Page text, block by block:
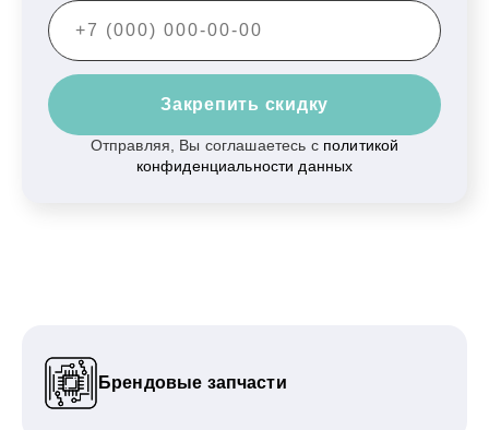
Закрепить скидку
Отправляя, Вы соглашаетесь с политикой
конфиденциальности данных
Брендовые запчасти